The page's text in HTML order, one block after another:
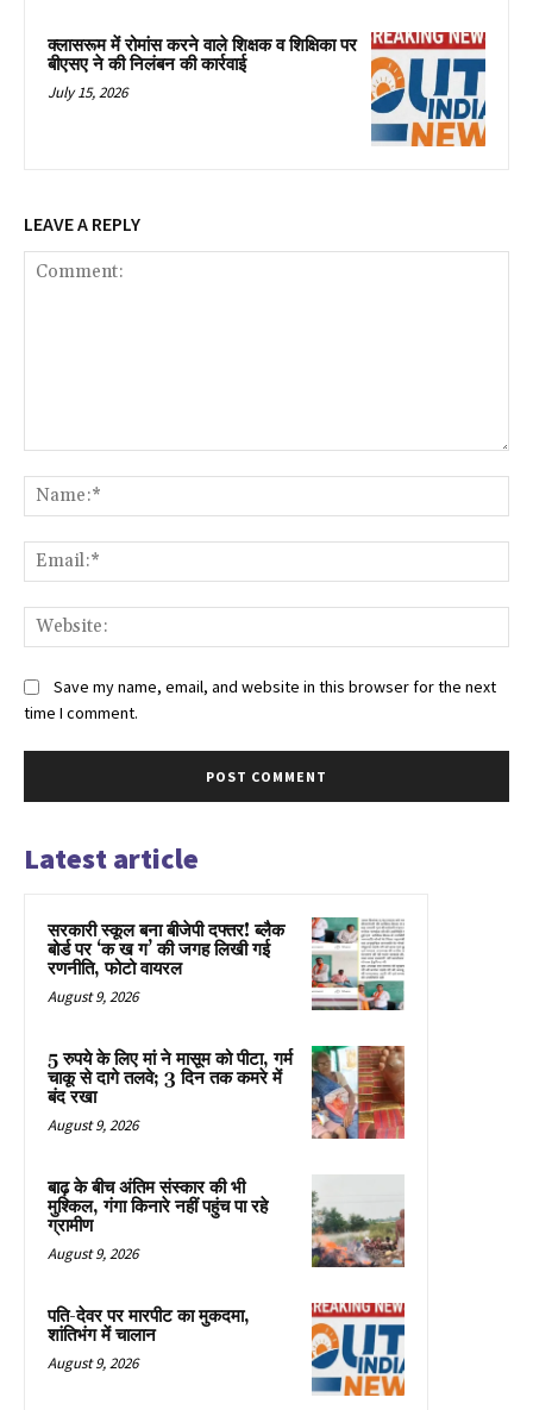
क्लासरूम में रोमांस करने वाले शिक्षक व शिक्षिका पर
बीएसए ने की निलंबन की कार्रवाई
July 15, 2026
LEAVE A REPLY
Save my name, email, and website in this browser for the next
time I comment.
Latest article
सरकारी स्कूल बना बीजेपी दफ्तर! ब्लैक
बोर्ड पर ‘क ख ग’ की जगह लिखी गई
रणनीति, फोटो वायरल
August 9, 2026
5 रुपये के लिए मां ने मासूम को पीटा, गर्म
चाकू से दागे तलवे; 3 दिन तक कमरे में
बंद रखा
August 9, 2026
बाढ़ के बीच अंतिम संस्कार की भी
मुश्किल, गंगा किनारे नहीं पहुंच पा रहे
ग्रामीण
August 9, 2026
पति-देवर पर मारपीट का मुकदमा,
शांतिभंग में चालान
August 9, 2026